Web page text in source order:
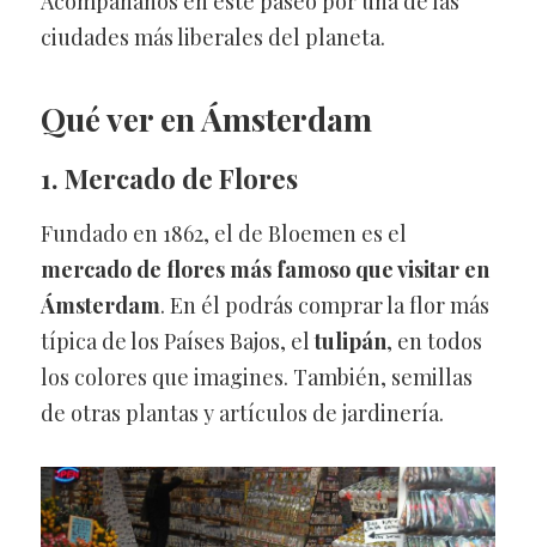
ciudades más liberales del planeta.
Qué ver en Ámsterdam
1. Mercado de Flores
Fundado en 1862, el de Bloemen es el
mercado de flores más famoso que visitar en
Ámsterdam. En él podrás comprar la flor más
típica de los Países Bajos, eltulipán, en todos
los colores que imagines. También, semillas
de otras plantas y artículos de jardinería.